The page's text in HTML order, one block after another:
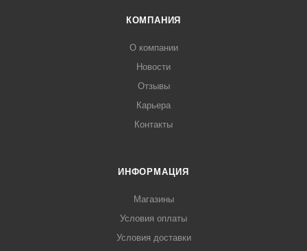
КОМПАНИЯ
О компании
Новости
Отзывы
Карьера
Контакты
ИНФОРМАЦИЯ
Магазины
Условия оплаты
Условия доставки